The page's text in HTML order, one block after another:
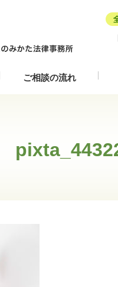
ご相談の流れ